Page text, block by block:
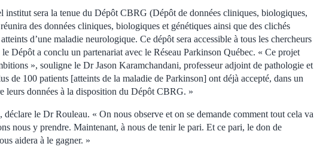
institut sera la tenue du Dépôt CBRG (Dépôt de données cliniques, biologiques,
des données cliniques, biologiques et génétiques ainsi que des clichés
d’une maladie neurologique. Ce dépôt sera accessible à tous les chercheurs
Dépôt a conclu un partenariat avec le Réseau Parkinson Québec. « Ce projet
», souligne le Dr Jason Karamchandani, professeur adjoint de pathologie et
de 100 patients [atteints de la maladie de Parkinson] ont déjà accepté, dans un
leurs données à la disposition du Dépôt CBRG. »
déclare le Dr Rouleau. « On nous observe et on se demande comment tout cela va
nous y prendre. Maintenant, à nous de tenir le pari. Et ce pari, le don de
aidera à le gagner. »